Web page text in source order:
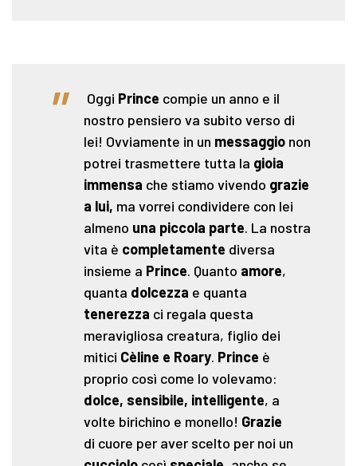
" Oggi Prince compie un anno e il
nostro pensiero va subito verso di
lei! Ovviamente in un messaggio non
potrei trasmettere tutta la gioia
immensa che stiamo vivendo grazie
a lui, ma vorrei condividere con lei
almeno una piccola parte. La nostra
vita è completamente diversa
insieme a Prince. Quanto amore,
quanta dolcezza e quanta
tenerezza ci regala questa
meravigliosa creatura, figlio dei
mitici Cèline e Roary. Prince è
proprio così come lo volevamo:
dolce, sensibile, intelligente, a
volte birichino e monello! Grazie
di cuore per aver scelto per noi un